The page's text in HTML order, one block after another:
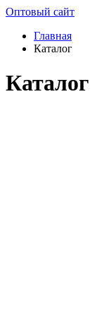
Оптовый сайт
Главная
Каталог
Каталог